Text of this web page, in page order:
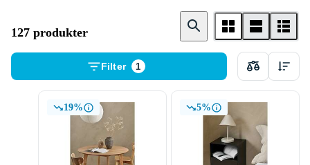
127 produkter
Filter 1
19% 5%